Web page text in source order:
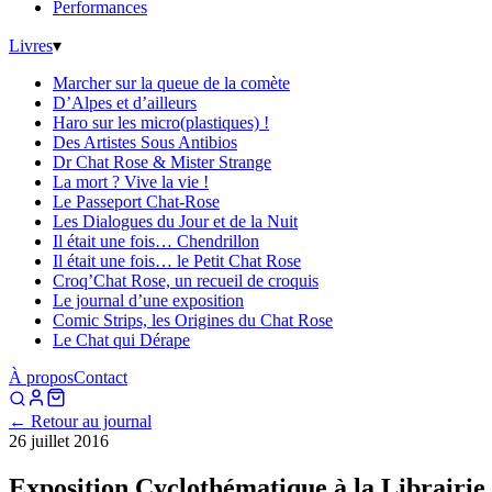
Performances
Livres▾
Marcher sur la queue de la comète
D’Alpes et d’ailleurs
Haro sur les micro(plastiques) !
Des Artistes Sous Antibios
Dr Chat Rose & Mister Strange
La mort ? Vive la vie !
Le Passeport Chat-Rose
Les Dialogues du Jour et de la Nuit
Il était une fois… Chendrillon
Il était une fois… le Petit Chat Rose
Croq’Chat Rose, un recueil de croquis
Le journal d’une exposition
Comic Strips, les Origines du Chat Rose
Le Chat qui Dérape
À proposContact
← Retour au journal
26 juillet 2016